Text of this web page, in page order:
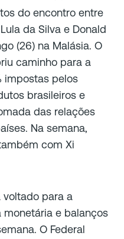
do encontro entre
da Silva e Donald
(26) na Malásia. O
caminho para a
impostas pelos
brasileiros e
das relações
Na semana,
com Xi
voltado para a
e balanços
O Federal